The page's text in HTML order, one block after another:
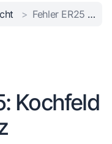
> Fehler ER25 Kochfeld
Kochfeld